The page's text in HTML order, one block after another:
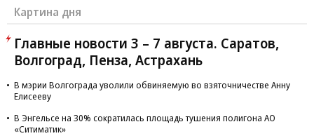
Картина дня
Главные новости 3 – 7 августа. Саратов,
Волгоград, Пенза, Астрахань
В мэрии Волгограда уволили обвиняемую во взяточничестве Анну
Елисееву
В Энгельсе на 30% сократилась площадь тушения полигона АО
«Ситиматик»